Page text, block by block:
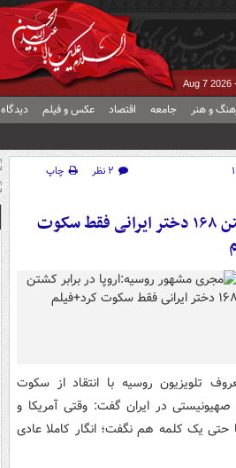
Aug 7 2026
و هنر جامعه اقتصاد عکس و فیلم دیدگاه
۲ نظر
چاپ
مجری مشهور روسیه: اروپا در برابر کشتن ۱۶۸ دختر ایرانی فقط سکوت
تلویزیون روسیه با انتقاد از سکوت
صهیونیستی در ایران گفت: وقتی آمریکا و
حتی یک کلمه هم نگفت؛ انگار کاملا عادی